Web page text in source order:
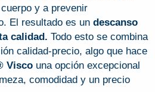
y a prevenir
El resultado es un descanso
calidad. Todo esto se combina
calidad-precio, algo que hace
Viscouna opción excepcional
comodidad y un precio